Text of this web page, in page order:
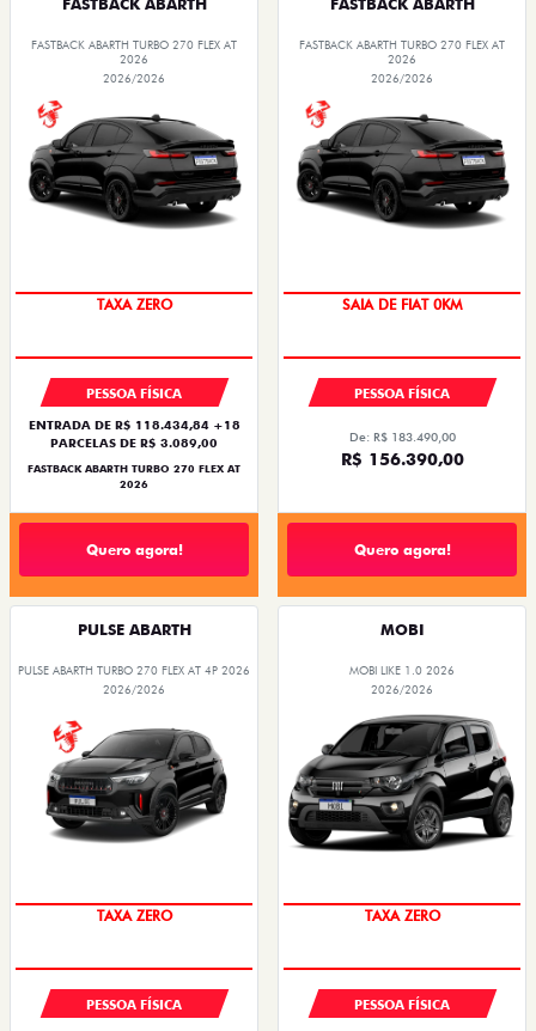
FASTBACK ABARTH
FASTBACK ABARTH TURBO 270 FLEX AT
2026
2026/2026
TAXA ZERO
PESSOA FÍSICA
ENTRADA DE R$ 118.434,84 +18
PARCELAS DE R$ 3.089,00
FASTBACK ABARTH TURBO 270 FLEX AT
2026
Quero agora!
FASTBACK ABARTH
FASTBACK ABARTH TURBO 270 FLEX AT
2026
2026/2026
SAIA DE FIAT 0KM
PESSOA FÍSICA
De: R$ 183.490,00
R$ 156.390,00
Quero agora!
PULSE ABARTH
PULSE ABARTH TURBO 270 FLEX AT 4P 2026
2026/2026
TAXA ZERO
PESSOA FÍSICA
MOBI
MOBI LIKE 1.0 2026
2026/2026
TAXA ZERO
PESSOA FÍSICA